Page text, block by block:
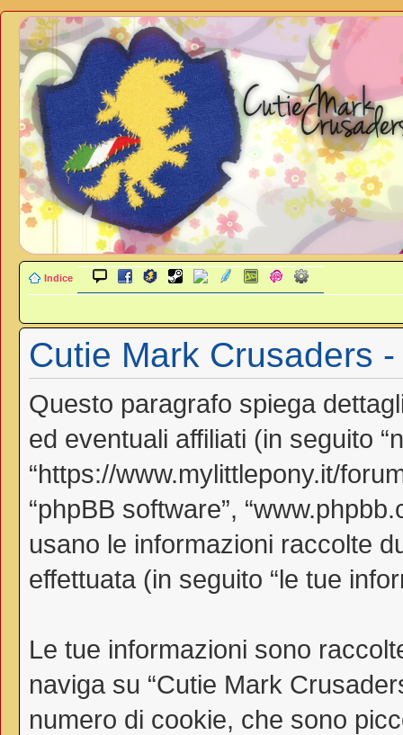
Indice
Cutie Mark Crusaders
Questo paragrafo spiega
ed eventuali affiliati (in seguito
“https://www.mylittlepony.it/
“phpBB software”,
usano le informazioni raccolte
effettuata (in seguito “le tue
Le tue informazioni sono
naviga su “Cutie Mark
numero di cookie, che sono